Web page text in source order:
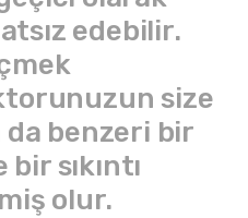
edebilir.
size
benzeri bir
sıkıntı
olur.